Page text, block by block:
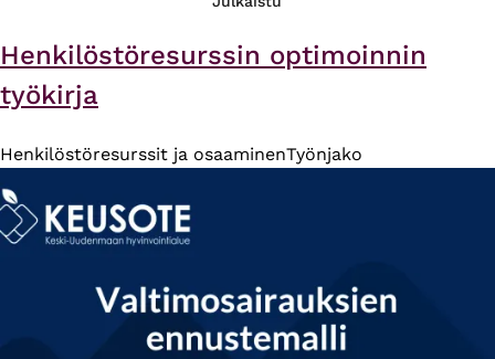
Henkilöstöresurssin optimoinnin
työkirja
Henkilöstöresurssit ja osaaminenTyönjako